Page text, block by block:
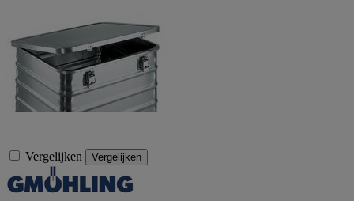
Vergelijken Vergelijken